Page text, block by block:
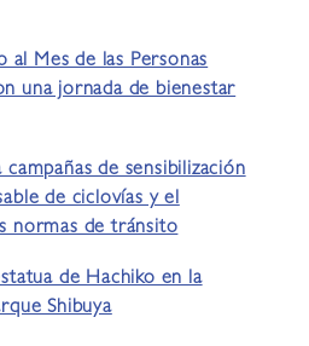
Mes de las Personas
una jornada de bienestar
de sensibilización
de ciclovías y el
normas de tránsito
de Hachiko en la
Shibuya